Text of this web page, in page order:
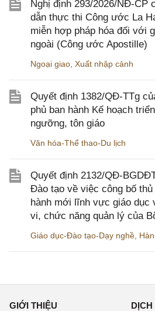
Nghị định 293/2026/NĐ-CP
dẫn thực thi Công ước La
miễn hợp pháp hóa đối với
ngoài (Công ước Apostille)
Ngoại giao Xuất nhập cảnh
Quyết định 1382/QĐ-TTg
phủ ban hành Kế hoạch
ngưỡng, tôn giáo
Văn hóa-Thể thao-Du lịch
Quyết định 2132/QĐ-
Đào tạo về việc công bố
hành mới lĩnh vực giáo dục
vi, chức năng quản lý của
Giáo dục-Đào tạo-Dạy nghề
GIỚI THIỆU DỊCH